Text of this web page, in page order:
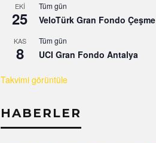
EKI
25
Tüm gün
VeloTürk Gran Fondo Çeşme
KAS
8
Tüm gün
UCI Gran Fondo Antalya
Takvimi görüntüle
HABERLER